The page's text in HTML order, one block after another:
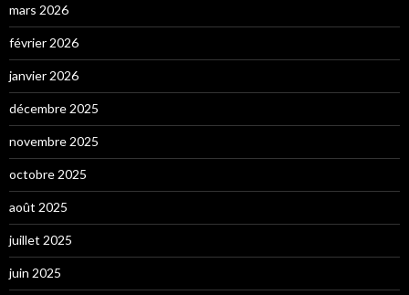
mars 2026
février 2026
janvier 2026
décembre 2025
novembre 2025
octobre 2025
août 2025
juillet 2025
juin 2025